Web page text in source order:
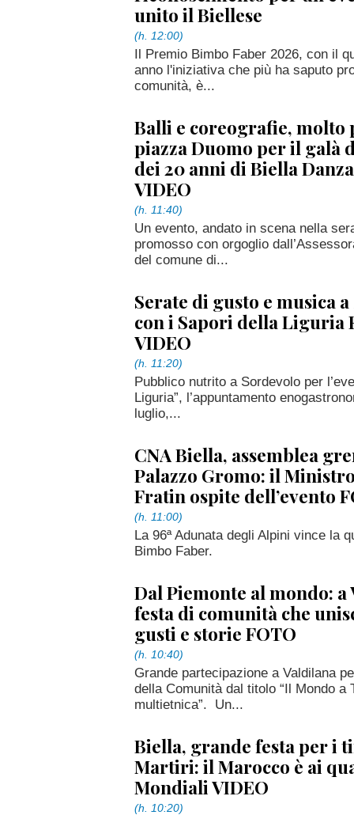
unito il Biellese
(h. 12:00)
Il Premio Bimbo Faber 2026, con il
anno l'iniziativa che più ha saputo
comunità, è...
Balli e coreografie, molto
piazza Duomo per il galà
dei 20 anni di Biella
VIDEO
(h. 11:40)
Un evento, andato in scena nella
promosso con orgoglio
del comune di...
Serate di gusto e musica
con i Sapori della Liguria
VIDEO
(h. 11:20)
Pubblico nutrito a Sordevolo per
Liguria”, l’appuntamento
luglio,...
CNA Biella, assemblea
Palazzo Gromo: il
Fratin ospite dell’evento
(h. 11:00)
La 96ª Adunata degli Alpini vince la
Bimbo Faber.
Dal Piemonte al mondo: a
festa di comunità che
gusti e storie FOTO
(h. 10:40)
Grande partecipazione a Valdilana
della Comunità dal titolo “Il Mondo a
multietnica”. Un...
Biella, grande festa per i
Martiri: il Marocco è ai
Mondiali VIDEO
(h. 10:20)